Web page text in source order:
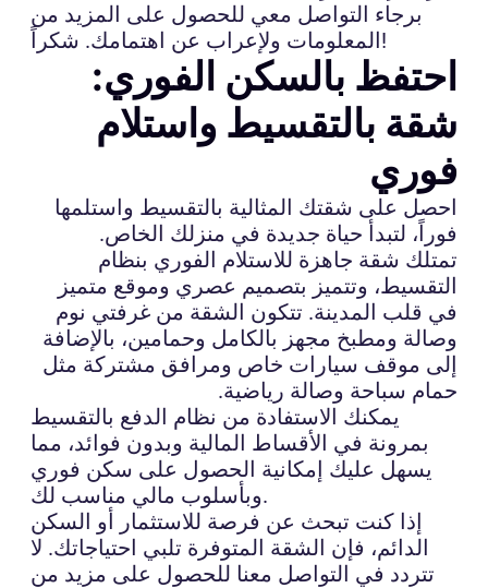
برجاء التواصل معي للحصول على المزيد من
المعلومات ولإعراب عن اهتمامك. شكراً!
احتفظ بالسكن الفوري:
شقة بالتقسيط واستلام
فوري
احصل على شقتك المثالية بالتقسيط واستلمها
فوراً، لتبدأ حياة جديدة في منزلك الخاص.
تمتلك شقة جاهزة للاستلام الفوري بنظام
التقسيط، وتتميز بتصميم عصري وموقع متميز
في قلب المدينة. تتكون الشقة من غرفتي نوم
وصالة ومطبخ مجهز بالكامل وحمامين، بالإضافة
إلى موقف سيارات خاص ومرافق مشتركة مثل
حمام سباحة وصالة رياضية.
يمكنك الاستفادة من نظام الدفع بالتقسيط
بمرونة في الأقساط المالية وبدون فوائد، مما
يسهل عليك إمكانية الحصول على سكن فوري
وبأسلوب مالي مناسب لك.
إذا كنت تبحث عن فرصة للاستثمار أو السكن
الدائم، فإن الشقة المتوفرة تلبي احتياجاتك. لا
تتردد في التواصل معنا للحصول على مزيد من